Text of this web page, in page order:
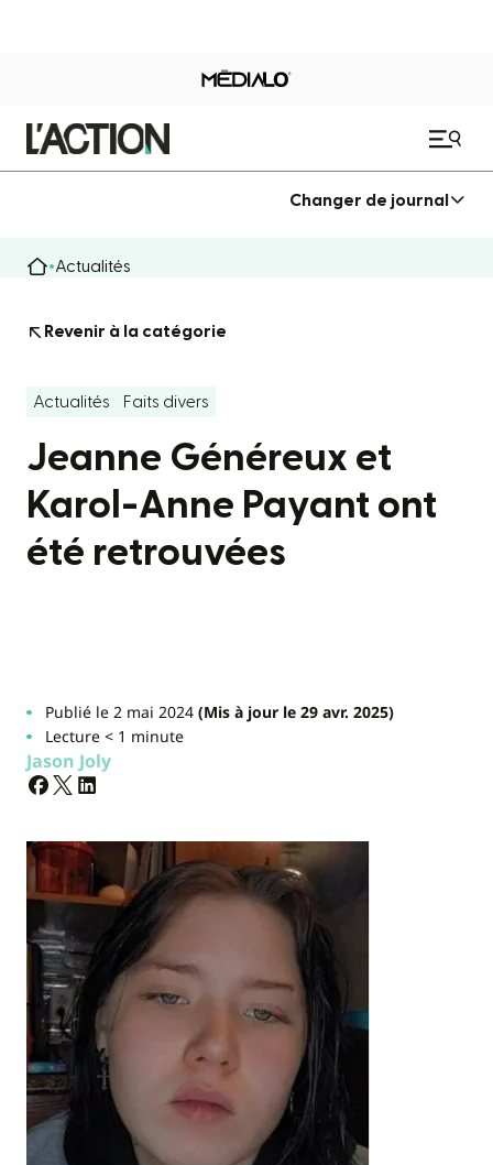
Changer de journal
Actualités
Revenir à la catégorie
Actualités Faits divers
Jeanne Généreux et
Karol-Anne Payant ont
été retrouvées
Publié le 2 mai 2024(Mis à jour le 29 avr. 2025)
Lecture < 1 minute
Jason Joly